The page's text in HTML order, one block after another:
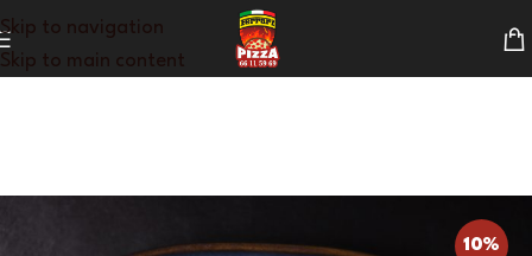
Skip to navigation
Skip to main content
10%